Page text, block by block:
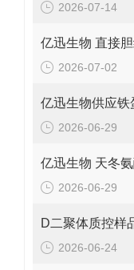
2026-07-14
2026-07-02
亿迅生物供应铁
2026-06-29
2026-06-29
D二聚体质控样
2026-06-24